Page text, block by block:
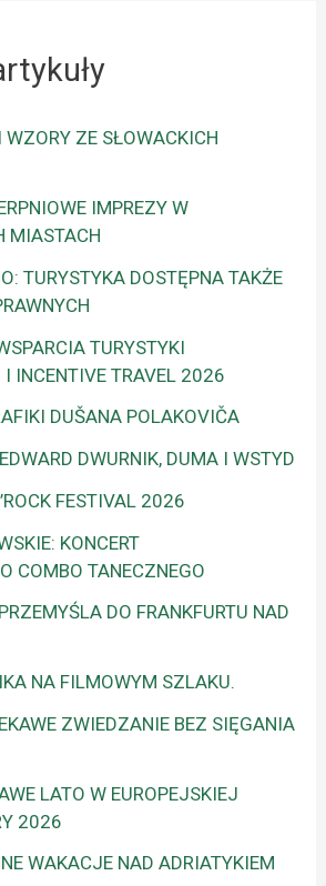
WZORY ZE SŁOWACKICH
IMPREZY W
MIASTACH
TURYSTYKA DOSTĘPNA TAKŻE
TURYSTYKI
INCENTIVE TRAVEL 2026
DUŠANA POLAKOVIČA
DWURNIK, DUMA I WSTYD
FESTIVAL 2026
KONCERT
COMBO TANECZNEGO
DO FRANKFURTU NAD
NA FILMOWYM SZLAKU.
ZWIEDZANIE BEZ SIĘGANIA
LATO W EUROPEJSKIEJ
2026
WAKACJE NAD ADRIATYKIEM